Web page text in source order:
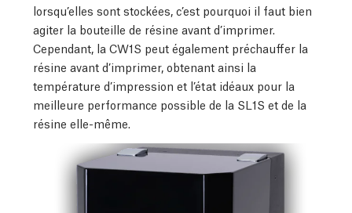
lorsqu’elles sont stockées, c’est pourquoi il faut bien
agiter la bouteille de résine avant d’imprimer.
Cependant, la CW1S peut également préchauffer la
résine avant d’imprimer, obtenant ainsi la
température d’impression et l’état idéaux pour la
meilleure performance possible de la SL1S et de la
résine elle-même.